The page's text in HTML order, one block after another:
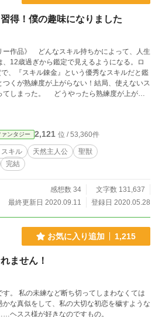
得！僕の趣味になりました
ー作品》 どんなスキル持ちかによって、人生
12歳過ぎから鑑定で見えるようになる。ロ
、『スキル錬金』という優秀なスキルだと鑑
くが熟練度が上がらない！結局、使えないス
てしまった。 どうやったら熟練度が上がる
度の上げ方を発見！ スキルの扱いを錬金に
、仕方なくあきらめた。だが、ふと「作成条
その条件を達してみると、新しいスキルをゲ
先輩のユイジュの突っ込みと、チェトの可
スキルと笑いのアドベンチャー。
ァンタジー 2,121 位 / 53,360件
キル 天然主人公
聖獣
完結
感想数 34
文字数 131,637
最終更新日 2020.09.11
登録日 2020.05.28
お気に入り追加 1,215
ません！
。 私の未練など断ち切ってしまわなくては
な真似をして、私の大切な初恋を穢すような
ヘスス様が好きなのですもの。